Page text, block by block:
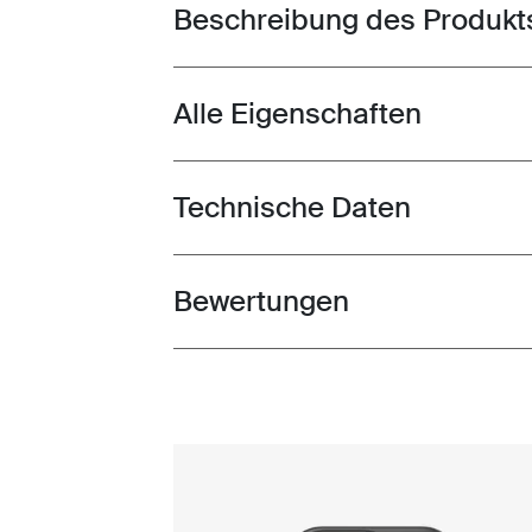
Toggle overview
Beschreibung des
Toggle features
Alle Eigenschaften
Toggle techspec
Technische Daten
Toggle overview
Bewertungen